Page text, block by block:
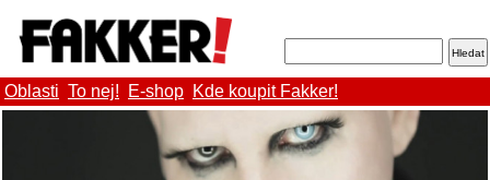
Oblasti To nej! E-shop Kde koupit Fakker!